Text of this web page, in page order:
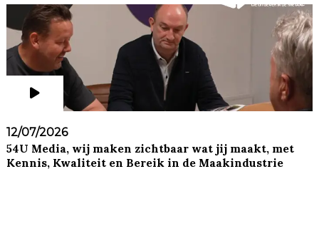
12/07/2026
54U Media, wij maken zichtbaar wat jij maakt, met
Kennis, Kwaliteit en Bereik in de Maakindustrie